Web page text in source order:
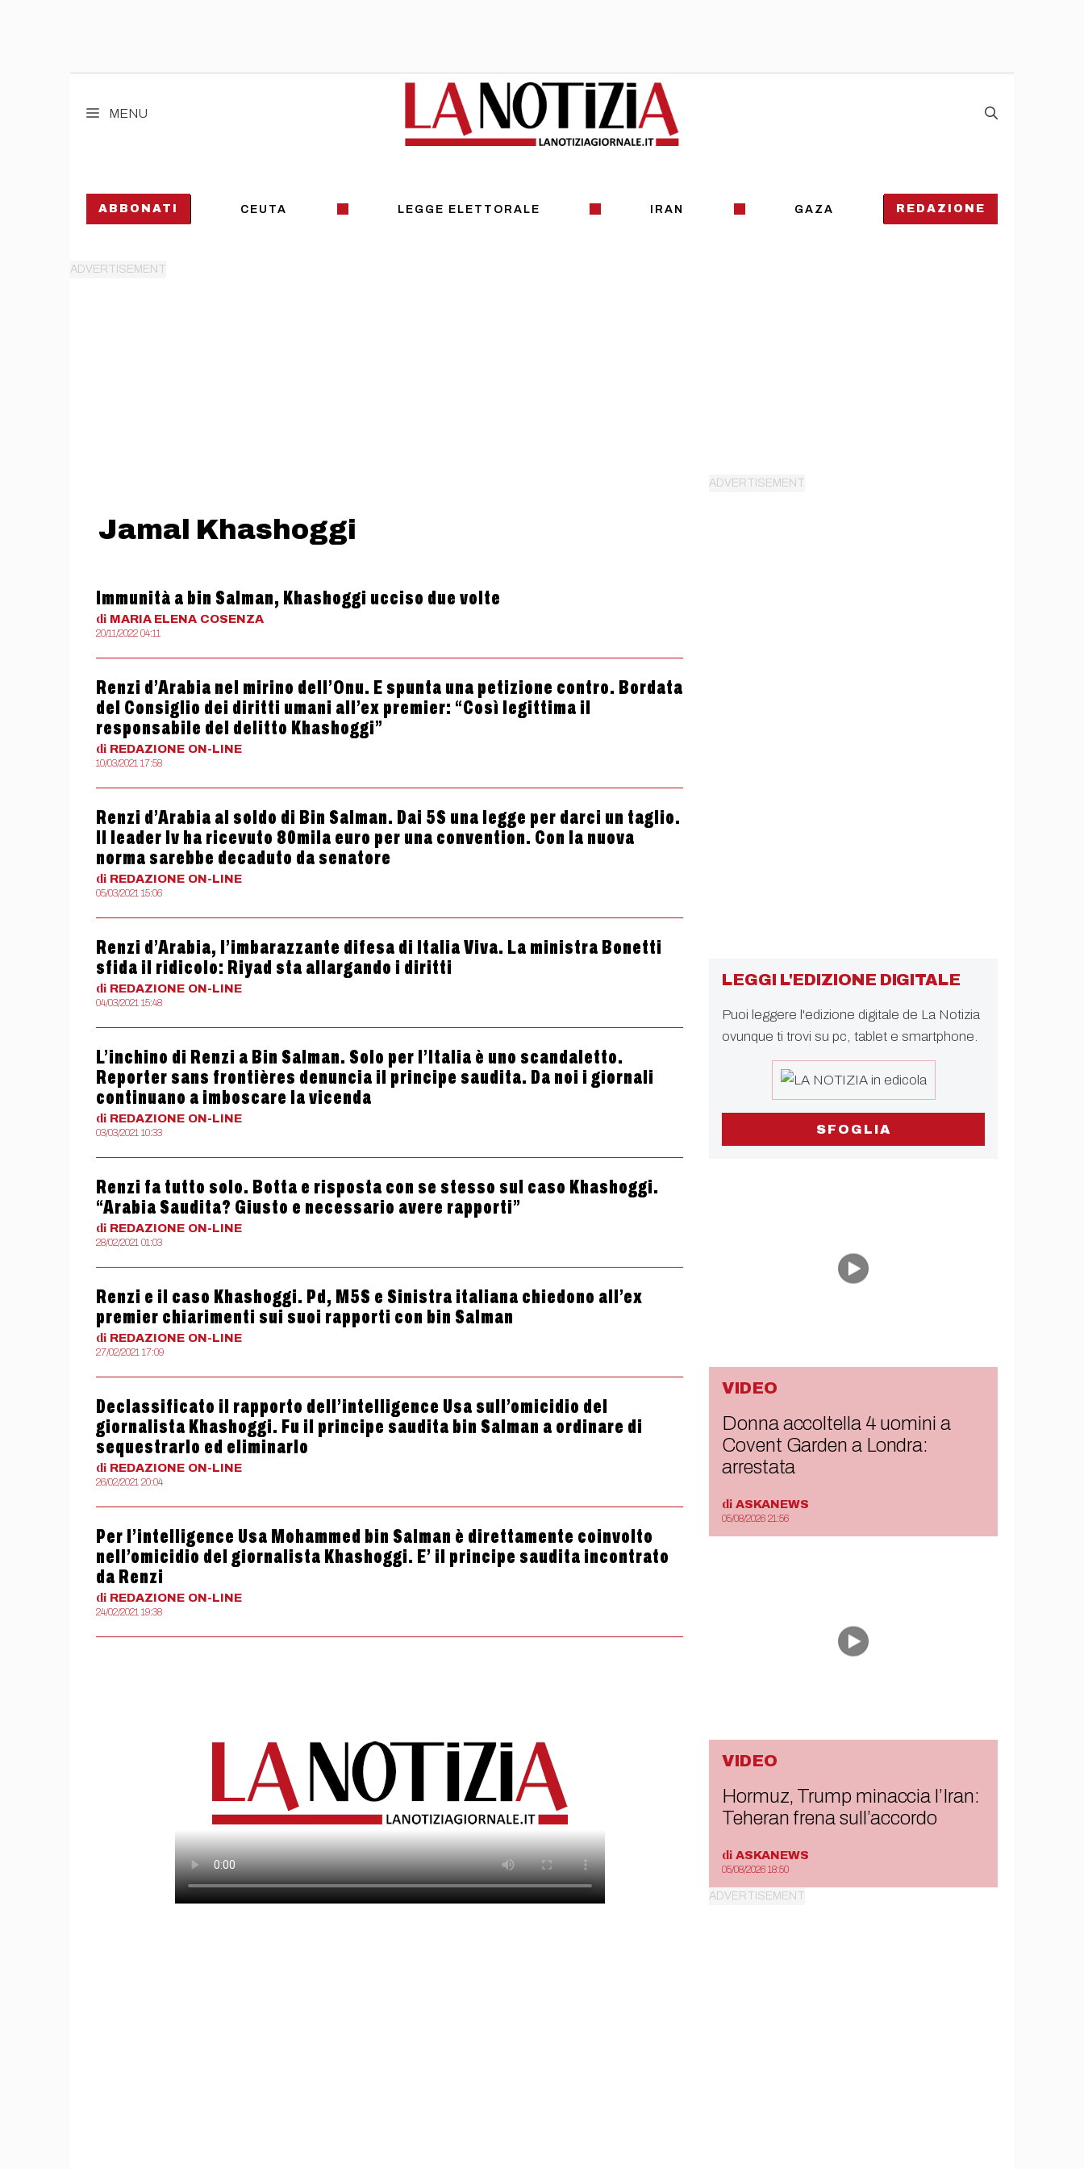
MENU
ABBONATI CEUTA LEGGE ELETTORALE IRAN GAZA REDAZIONE
Jamal Khashoggi
Immunità a bin Salman, Khashoggi ucciso due volte
di MARIA ELENA COSENZA
20/11/2022 04:11
Renzi d’Arabia nel mirino dell’Onu. E spunta una petizione contro. Bordata
del Consiglio dei diritti umani all’ex premier: “Così legittima il
responsabile del delitto Khashoggi”
di REDAZIONE ON-LINE
10/03/2021 17:58
Renzi d’Arabia al soldo di Bin Salman. Dai 5S una legge per darci un taglio.
Il leader Iv ha ricevuto 80mila euro per una convention. Con la nuova
norma sarebbe decaduto da senatore
di REDAZIONE ON-LINE
05/03/2021 15:06
Renzi d’Arabia, l’imbarazzante difesa di Italia Viva. La ministra Bonetti
sfida il ridicolo: Riyad sta allargando i diritti
di REDAZIONE ON-LINE
04/03/2021 15:48
L’inchino di Renzi a Bin Salman. Solo per l’Italia è uno scandaletto.
Reporter sans frontières denuncia il principe saudita. Da noi i giornali
continuano a imboscare la vicenda
di REDAZIONE ON-LINE
03/03/2021 10:33
Renzi fa tutto solo. Botta e risposta con se stesso sul caso Khashoggi.
“Arabia Saudita? Giusto e necessario avere rapporti”
di REDAZIONE ON-LINE
28/02/2021 01:03
Renzi e il caso Khashoggi. Pd, M5S e Sinistra italiana chiedono all’ex
premier chiarimenti sui suoi rapporti con bin Salman
di REDAZIONE ON-LINE
27/02/2021 17:09
Declassificato il rapporto dell’intelligence Usa sull’omicidio del
giornalista Khashoggi. Fu il principe saudita bin Salman a ordinare di
sequestrarlo ed eliminarlo
di REDAZIONE ON-LINE
26/02/2021 20:04
Per l’intelligence Usa Mohammed bin Salman è direttamente coinvolto
nell’omicidio del giornalista Khashoggi. E’ il principe saudita incontrato
da Renzi
di REDAZIONE ON-LINE
24/02/2021 19:38
LEGGI L'EDIZIONE DIGITALE
Puoi leggere l'edizione digitale de La Notizia
ovunque ti trovi su pc, tablet e smartphone.
SFOGLIA
VIDEO
Donna accoltella 4 uomini a
Covent Garden a Londra:
arrestata
di ASKANEWS
05/08/2026 21:56
VIDEO
Hormuz, Trump minaccia l’Iran:
Teheran frena sull’accordo
di ASKANEWS
05/08/2026 18:50